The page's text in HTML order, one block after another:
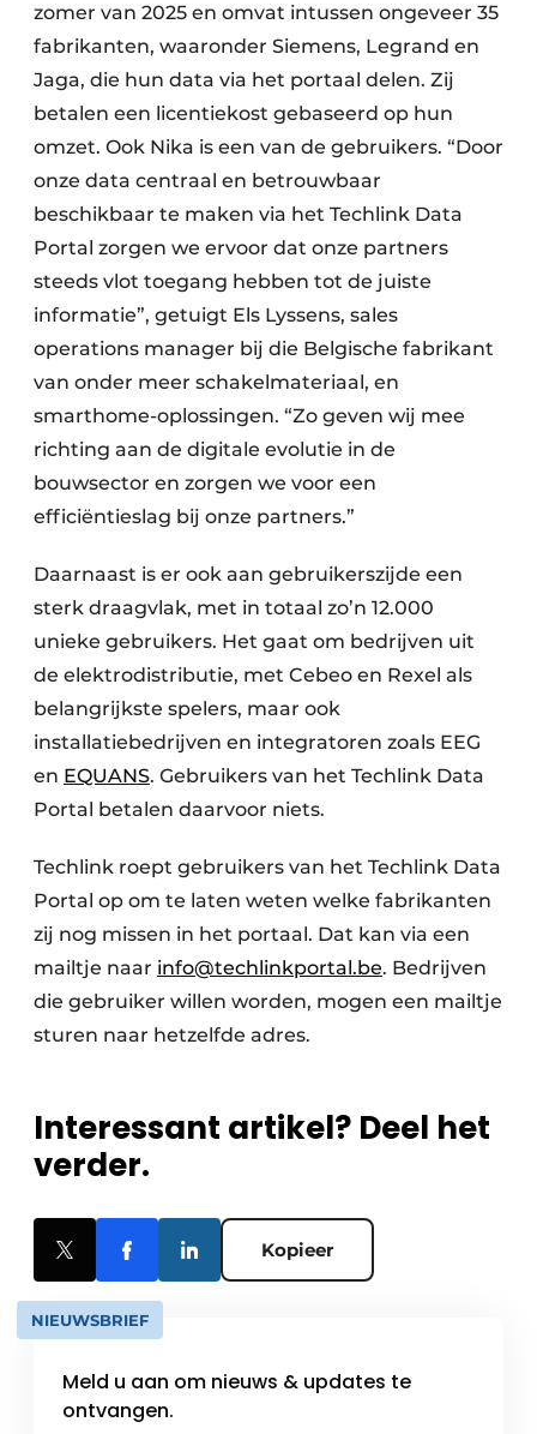
zomer van 2025 en omvat intussen ongeveer 35
fabrikanten, waaronder Siemens, Legrand en
Jaga, die hun data via het portaal delen. Zij
betalen een licentiekost gebaseerd op hun
omzet. Ook Nika is een van de gebruikers. “Door
onze data centraal en betrouwbaar
beschikbaar te maken via het Techlink Data
Portal zorgen we ervoor dat onze partners
steeds vlot toegang hebben tot de juiste
informatie”, getuigt Els Lyssens, sales
operations manager bij die Belgische fabrikant
van onder meer schakelmateriaal, en
smarthome-oplossingen. “Zo geven wij mee
richting aan de digitale evolutie in de
bouwsector en zorgen we voor een
efficiëntieslag bij onze partners.”
Daarnaast is er ook aan gebruikerszijde een
sterk draagvlak, met in totaal zo’n 12.000
unieke gebruikers. Het gaat om bedrijven uit
de elektrodistributie, met Cebeo en Rexel als
belangrijkste spelers, maar ook
installatiebedrijven en integratoren zoals EEG
en EQUANS. Gebruikers van het Techlink Data
Portal betalen daarvoor niets.
Techlink roept gebruikers van het Techlink Data
Portal op om te laten weten welke fabrikanten
zij nog missen in het portaal. Dat kan via een
mailtje naar info@techlinkportal.be. Bedrijven
die gebruiker willen worden, mogen een mailtje
sturen naar hetzelfde adres.
Interessant artikel? Deel het
verder.
Kopieer
NIEUWSBRIEF
Meld u aan om nieuws & updates te
ontvangen.